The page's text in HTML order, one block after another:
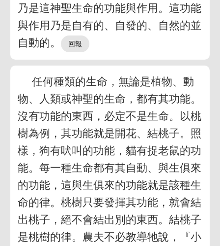
乃是這神聖生命的功能與作用。這功能
與作用乃是自有的、自發的、自然的並
自動的。
任何種類的生命，無論是植物、動
物、人類或神聖的生命，都有其功能。
沒有功能的東西，必定不是生命。以桃
樹為例，其功能就是開花、結桃子。照
樣，狗有吠叫的功能，貓有捉老鼠的功
能。每一種生命都有其自動、與生俱來
的功能，這與生俱來的功能就是該種生
命的律。桃樹只要發揮其功能，就會結
出桃子，絕不會結出別的東西。結桃子
是桃樹的律。農夫不必教導牠說，『小